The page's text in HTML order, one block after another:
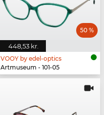
448,53 kr.
50 %
VOOY by edel-optics
Artmuseum - 101-05